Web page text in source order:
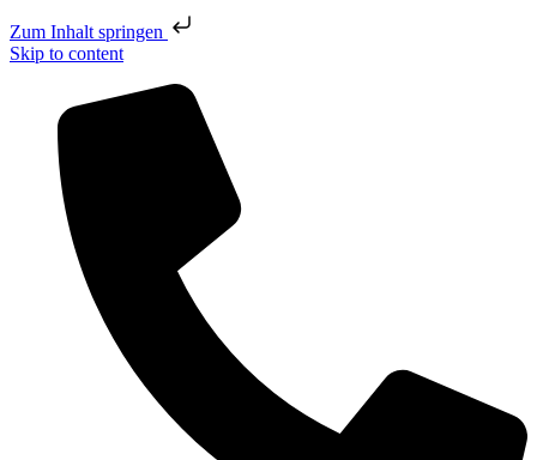
Zum Inhalt springen
Skip to content